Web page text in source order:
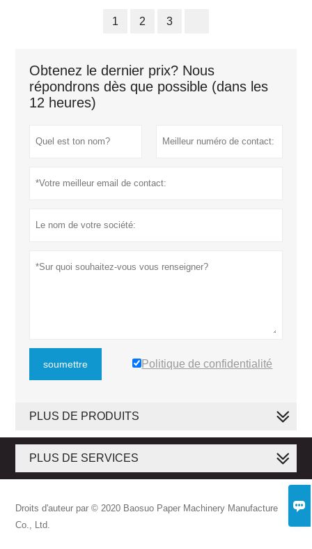

1 2 3
Obtenez le dernier prix? Nous
répondrons dès que possible (dans les
12 heures)
soumettre Politique de confidentialité
PLUS DE PRODUITS
PLUS DE SERVICES
Droits d'auteur par © 2020 Baosuo Paper Machinery Manufacture
Co., Ltd.